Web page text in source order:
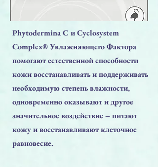
Phytodermina C и Cyclosystem
Complex® Увлажняющего Фактора
помогают естественной способности
кожи восстанавливать и поддерживать
необходимую степень влажности,
одновременно оказывают и другое
значительное воздействие – питают
кожу и восстанавливают клеточное
равновесие.